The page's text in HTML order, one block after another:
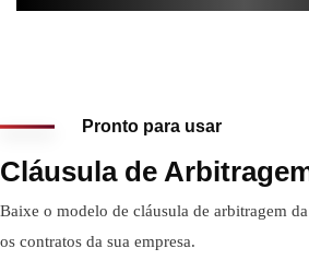
Pronto para usar
Cláusula de
Baixe o modelo de cláusula de arbitragem
os contratos da sua empresa.